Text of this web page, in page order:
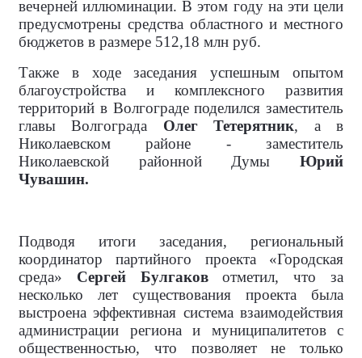
вечерней иллюминации. В этом году на эти цели
предусмотрены средства областного и местного
бюджетов в размере 512,18 млн руб.
Также в ходе заседания успешным опытом
благоустройства и комплексного развития
территорий в Волгограде поделился заместитель
главы Волгограда Олег Тетерятник, а в
Николаевском районе - заместитель
Николаевской районной Думы Юрий
Чувашин.
Подводя итоги заседания, региональный
координатор партийного проекта «Городская
среда» Сергей Булгаковотметил, что за
несколько лет существования проекта была
выстроена эффективная система взаимодействия
администрации региона и муниципалитетов с
общественностью, что позволяет не только